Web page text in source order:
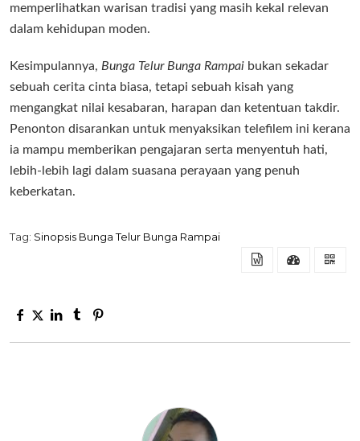
memperlihatkan warisan tradisi yang masih kekal relevan
dalam kehidupan moden.
Kesimpulannya, Bunga Telur Bunga Rampai bukan sekadar
sebuah cerita cinta biasa, tetapi sebuah kisah yang
mengangkat nilai kesabaran, harapan dan ketentuan takdir.
Penonton disarankan untuk menyaksikan telefilem ini kerana
ia mampu memberikan pengajaran serta menyentuh hati,
lebih-lebih lagi dalam suasana perayaan yang penuh
keberkatan.
Tag: Sinopsis Bunga Telur Bunga Rampai